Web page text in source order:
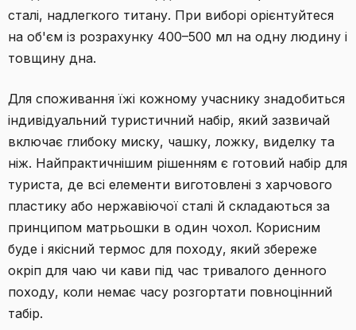
сталі, надлегкого титану. При виборі орієнтуйтеся
на об'єм із розрахунку 400–500 мл на одну людину і
товщину дна.
Для споживання їжі кожному учаснику знадобиться
індивідуальний туристичний набір, який зазвичай
включає глибоку миску, чашку, ложку, виделку та
ніж. Найпрактичнішим рішенням є готовий набір для
туриста, де всі елементи виготовлені з харчового
пластику або нержавіючої сталі й складаються за
принципом матрьошки в один чохол. Корисним
буде і якісний термос для походу, який збереже
окріп для чаю чи кави під час тривалого денного
походу, коли немає часу розгортати повноцінний
табір.